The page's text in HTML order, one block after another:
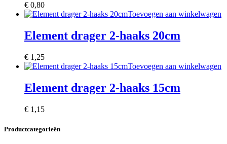
€ 0,80
Toevoegen aan winkelwagen
Element drager 2-haaks 20cm
€ 1,25
Toevoegen aan winkelwagen
Element drager 2-haaks 15cm
€ 1,15
Productcategorieën